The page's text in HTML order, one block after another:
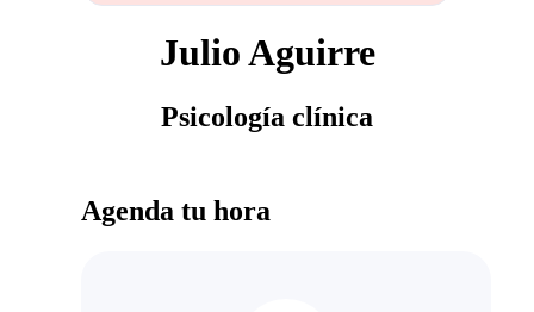
Julio Aguirre
Psicología clínica
Agenda tu hora